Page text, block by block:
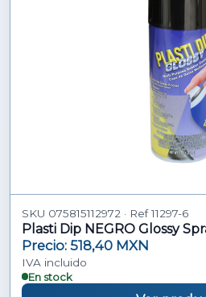
SKU 075815112972 · Ref 11297-6
Plasti Dip NEGRO
Precio: 518,40 MXN
IVA incluido
En stock